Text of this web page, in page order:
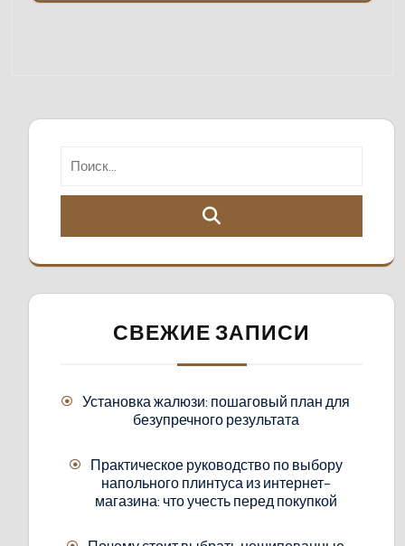
СВЕЖИЕ ЗАПИСИ
Установка жалюзи: пошаговый план для
безупречного результата
Практическое руководство по выбору
напольного плинтуса из интернет-
магазина: что учесть перед покупкой